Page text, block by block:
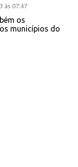
às 07:47
os
municípios do